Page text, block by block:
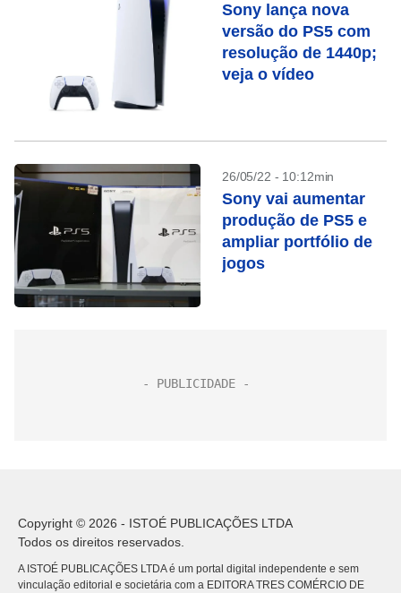
Sony lança nova
versão do PS5 com
resolução de 1440p;
veja o vídeo
26/05/22 - 10:12min
Sony vai aumentar
produção de PS5 e
ampliar portfólio de
jogos
Copyright © 2026 - ISTOÉ PUBLICAÇÕES LTDA
Todos os direitos reservados.
A ISTOÉ PUBLICAÇÕES LTDA é um portal digital independente e sem
vinculação editorial e societária com a EDITORA TRES COMÉRCIO DE